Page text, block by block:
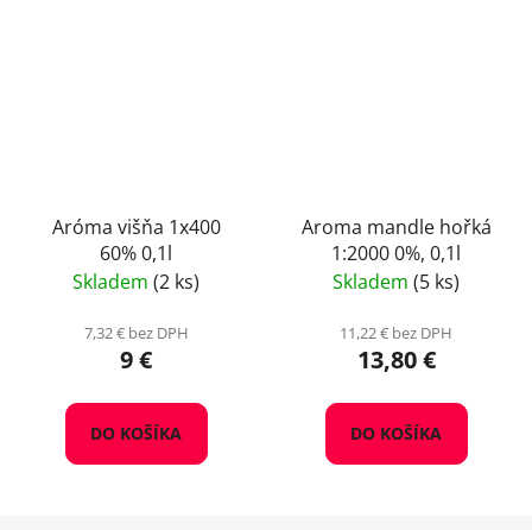
Aróma višňa 1x400
60% 0,1l
Skladem (2 ks)
7,32 € bez DPH
9 €
DO KOŠÍKA
Aroma mandle hořká
1:2000 0%, 0,1l
Skladem (5 ks)
11,22 € bez DPH
13,80 €
DO KOŠÍKA